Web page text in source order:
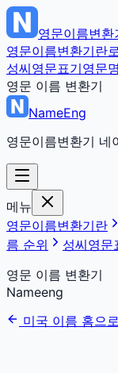
영문이름변환
영문이름변환기란
성씨영문표기영문
영문 이름 변환기
NameEng
영문이름변환기 네
메뉴
영문이름변환기란
름 순위
성씨영문
영문 이름 변환기
Nameeng
미국 이름 홈으로